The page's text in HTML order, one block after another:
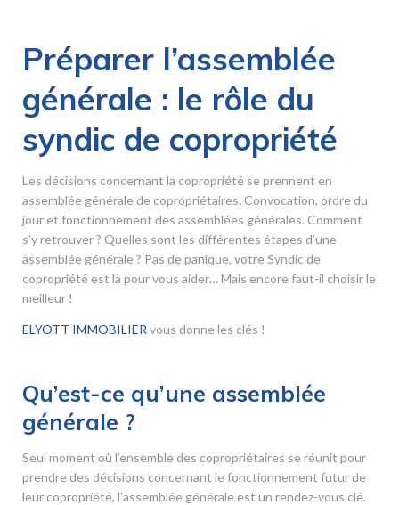
Préparer l’assemblée
générale : le rôle du
syndic de copropriété
Les décisions concernant la copropriété se prennent en
assemblée générale de copropriétaires. Convocation, ordre du
jour et fonctionnement des assemblées générales. Comment
s’y retrouver ? Quelles sont les différentes étapes d’une
assemblée générale ? Pas de panique, votre Syndic de
copropriété est là pour vous aider… Mais encore faut-il choisir le
meilleur !
ELYOTT IMMOBILIER vous donne les clés !
Qu’est-ce qu’une assemblée
générale ?
Seul moment où l’ensemble des copropriétaires se réunit pour
prendre des décisions concernant le fonctionnement futur de
leur copropriété, l’assemblée générale est un rendez-vous clé.